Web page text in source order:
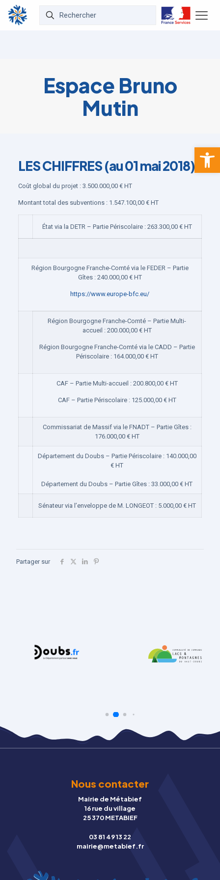
Ouvrir
Espace Bruno
Mutin
LES CHIFFRES (au 01 mai 2018)
Coût global du projet : 3.500.000,00 € HT
Montant total des subventions : 1.547.100,00 € HT
État via la DETR – Partie Périscolaire : 263.300,00 € HT
Région Bourgogne Franche-Comté via le FEDER – Partie
Gîtes : 240.000,00 € HT
https://www.europe-bfc.eu/
Région Bourgogne Franche-Comté – Partie Multi-
accueil : 200.000,00 € HT
Région Bourgogne Franche-Comté via le CADD – Partie
Périscolaire : 164.000,00 € HT
CAF – Partie Multi-accueil : 200.800,00 € HT
CAF – Partie Périscolaire : 125.000,00 € HT
Commissariat de Massif via le FNADT – Partie Gîtes :
176.000,00 € HT
Département du Doubs – Partie Périscolaire : 140.000,00
€ HT
Département du Doubs – Partie Gîtes : 33.000,00 € HT
Sénateur via l’enveloppe de M. LONGEOT : 5.000,00 € HT
Partager sur
Nous contacter
Mairie de Métabief
16 rue du village
25 370 METABIEF
03 81 49 13 22
mairie@metabief.fr